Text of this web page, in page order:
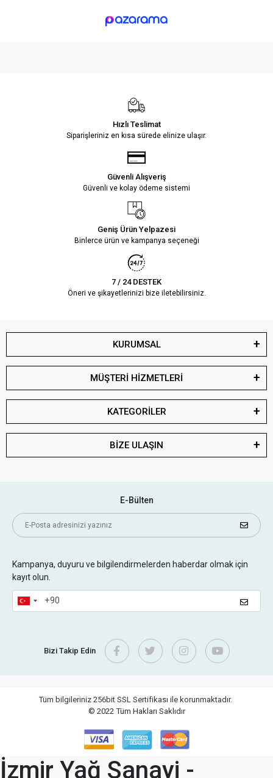
Hızlı Teslimat
Siparişleriniz en kısa sürede elinize ulaşır.
Güvenli Alışveriş
Güvenli ve kolay ödeme sistemi
Geniş Ürün Yelpazesi
Binlerce ürün ve kampanya seçeneği
7 / 24 DESTEK
Öneri ve şikayetlerinizi bize iletebilirsiniz.
KURUMSAL
MÜŞTERİ HİZMETLERİ
KATEGORİLER
BİZE ULAŞIN
E-Bülten
Kampanya, duyuru ve bilgilendirmelerden haberdar olmak için
kayıt olun.
Bizi Takip Edin
Tüm bilgileriniz 256bit SSL Sertifikası ile korunmaktadır.
© 2022 Tüm Hakları Saklıdır
İzmir Yağ Sanayi -